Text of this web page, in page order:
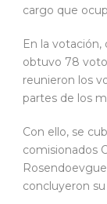
cargo que
En la votación,
obtuvo 78
reunieron los
partes de los
Con ello, se
comisionados
concluyeron